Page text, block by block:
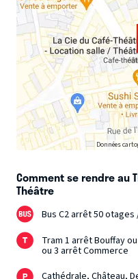
Données
Comment se rendre au
Théâtre
Bus C2 arrêt 50
Tram 1 arrêt Bouffay
ou 3 arrêt Commerce